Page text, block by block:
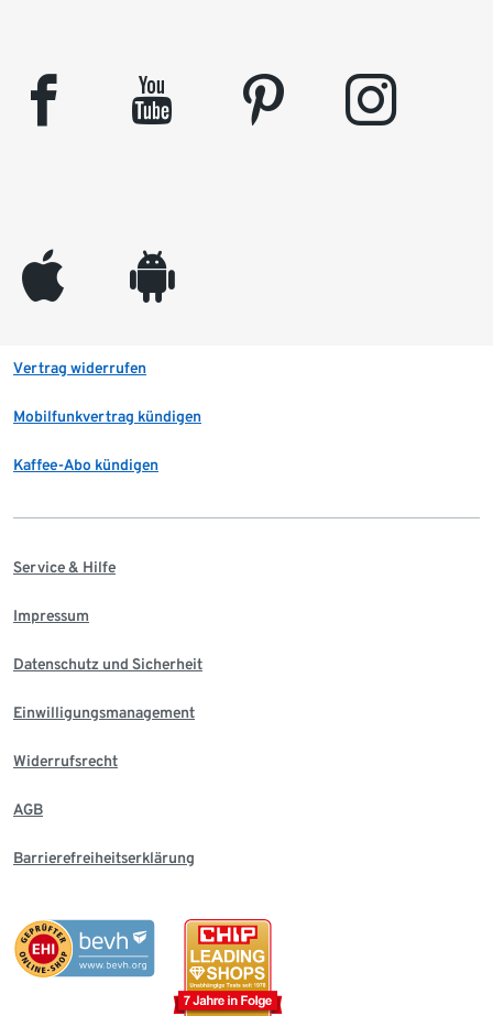
facebook youtube pinterest instagram
appleinc android
Vertrag widerrufen
Mobilfunkvertrag kündigen
Kaffee-Abo kündigen
Service & Hilfe
Impressum
Datenschutz und Sicherheit
Einwilligungsmanagement
Widerrufsrecht
AGB
Barrierefreiheitserklärung